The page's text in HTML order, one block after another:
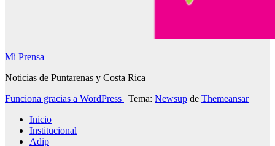
Mi Prensa
Noticias de Puntarenas y Costa Rica
Funciona gracias a WordPress | Tema: Newsup de Themeansar
Inicio
Institucional
Adip